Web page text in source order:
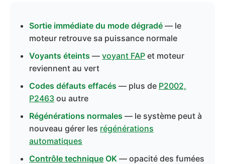
Sortie immédiate du mode dégradé — le
moteur retrouve sa puissance normale
Voyants éteints — voyant FAP et moteur
reviennent au vert
Codes défauts effacés — plus de P2002,
P2463 ou autre
Régénérations normales — le système peut à
nouveau gérer les régénérations
automatiques
Contrôle technique OK — opacité des fumées